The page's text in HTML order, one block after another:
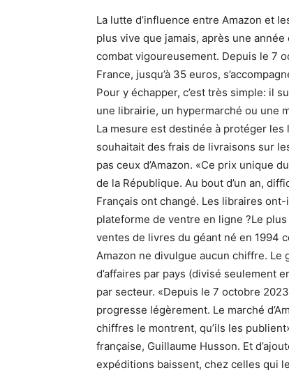
La lutte d’influence entre Amazon et
plus vive que jamais, après une année
combat vigoureusement. Depuis le 7
France, jusqu’à 35 euros,
Pour y échapper, c’est très simple: il
une librairie, un hypermarché ou une
La mesure est destinée à protéger les
souhaitait des frais de livraisons sur
pas ceux d’Amazon. «Ce prix unique
de la République. Au bout d’un an,
Français ont changé. Les libraires
plateforme de ventre en ligne ?Le
ventes de livres du géant né en 1994
Amazon ne divulgue aucun chiffre.
d’affaires par pays (divisé seulement
par secteur. «Depuis le 7 octobre
progresse légèrement. Le marché
chiffres le montrent, qu’ils les
française, Guillaume Husson. Et
expéditions baissent, chez celles qui